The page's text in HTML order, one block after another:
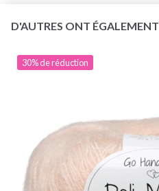
D'AUTRES ONT ÉGALEMENT
30% de réduction